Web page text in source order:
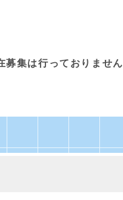
募集は行っておりません